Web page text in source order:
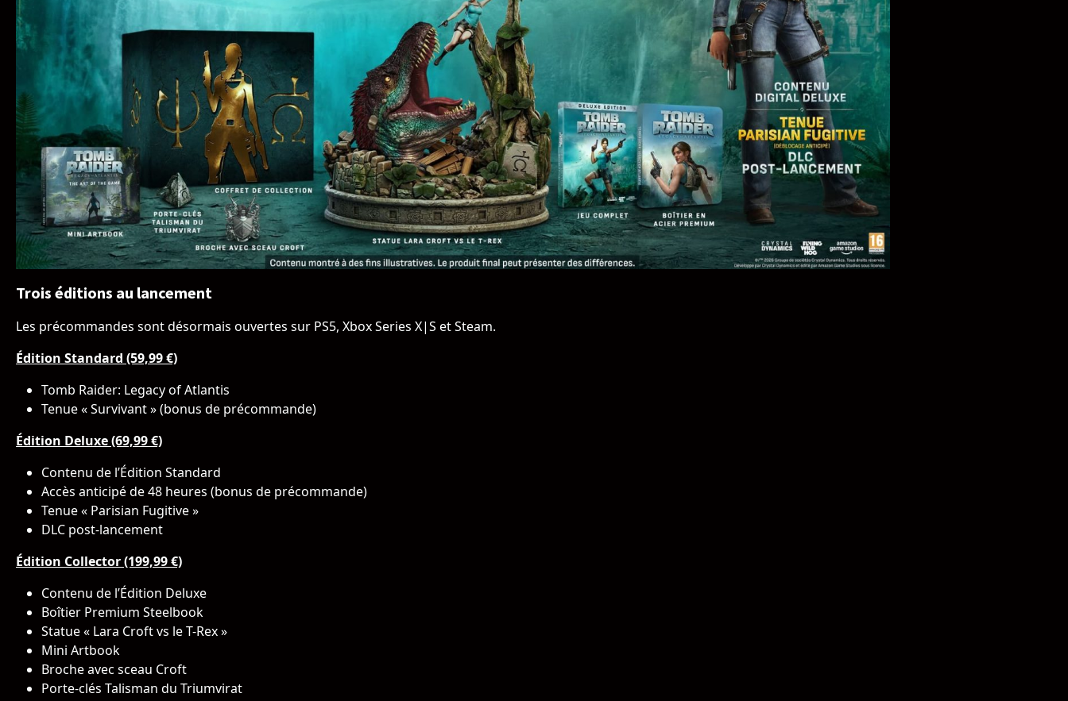
Trois éditions au lancement
Les précommandes sont désormais ouvertes sur PS5, Xbox Series X|S et Steam.
Édition Standard (59,99 €)
Tomb Raider: Legacy of Atlantis
Tenue « Survivant » (bonus de précommande)
Édition Deluxe (69,99 €)
Contenu de l’Édition Standard
Accès anticipé de 48 heures (bonus de précommande)
Tenue « Parisian Fugitive »
DLC post-lancement
Édition Collector (199,99 €)
Contenu de l’Édition Deluxe
Boîtier Premium Steelbook
Statue « Lara Croft vs le T-Rex »
Mini Artbook
Broche avec sceau Croft
Porte-clés Talisman du Triumvirat